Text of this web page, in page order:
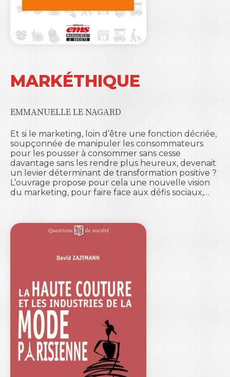
MARKÉTHIQUE
EMMANUELLE LE NAGARD
Et si le marketing, loin d’être une fonction décriée,
soupçonnée de manipuler les consommateurs
pour les pousser à consommer sans cesse
davantage sans les rendre plus heureux, devenait
un levier déterminant de transformation positive ?
L’ouvrage propose pour cela une nouvelle vision
du marketing, pour faire face aux défis sociaux,…